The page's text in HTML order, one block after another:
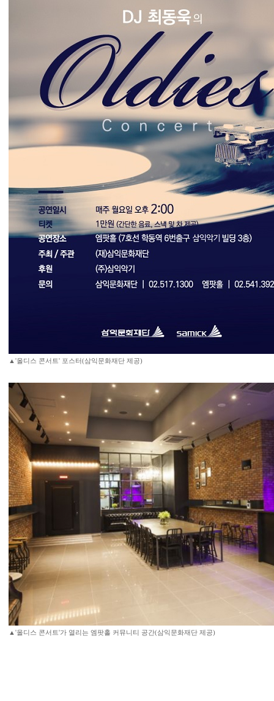
▲'올디스 콘서트' 포스터(삼익문화재단 제공)
▲'올디스 콘서트'가 열리는 엠팟홀 커뮤니티 공간(삼익문화재단 제공)